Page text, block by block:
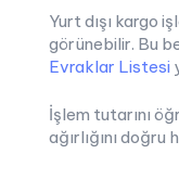
Yurt dışı kargo
görünebilir. Bu
Evraklar Listesi
İşlem tutarını
ağırlığını doğru